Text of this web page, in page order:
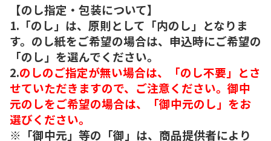
【のし指定・包装について】
1.「のし」は、原則として「内のし」となりま
す。のし紙をご希望の場合は、申込時にご希望の
「のし」を選んでください。
2.のしのご指定が無い場合は、「のし不要」とさ
せていただきますので、ご注意ください。御中
元のしをご希望の場合は、「御中元のし」をお
選びください。
※「御中元」等の「御」は、商品提供者により